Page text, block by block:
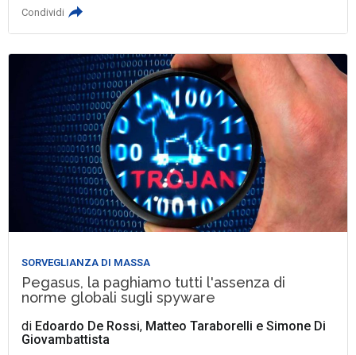
Condividi
SORVEGLIANZA DI MASSA
Pegasus, la paghiamo tutti l'assenza di
norme globali sugli spyware
di Edoardo De Rossi, Matteo Taraborelli eSimone Di
Giovambattista